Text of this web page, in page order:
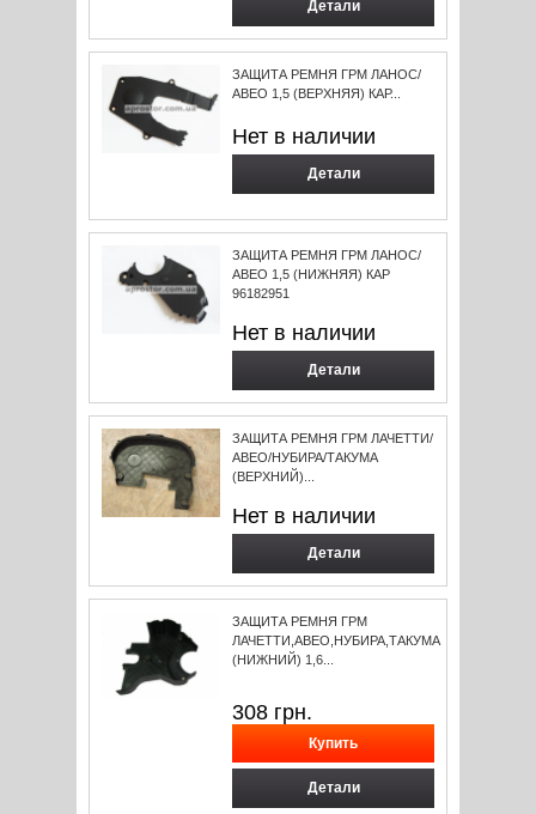
Детали
ЗАЩИТА РЕМНЯ ГРМ ЛАНОС/
АВЕО 1,5 (ВЕРХНЯЯ) КАР...
Нет в наличии
Детали
ЗАЩИТА РЕМНЯ ГРМ ЛАНОС/
АВЕО 1,5 (НИЖНЯЯ) КАР
96182951
Нет в наличии
Детали
ЗАЩИТА РЕМНЯ ГРМ ЛАЧЕТТИ/
АВЕО/НУБИРА/ТАКУМА
(ВЕРХНИЙ)...
Нет в наличии
Детали
ЗАЩИТА РЕМНЯ ГРМ
ЛАЧЕТТИ,АВЕО,НУБИРА,ТАКУМА
(НИЖНИЙ) 1,6...
308 грн.
Детали